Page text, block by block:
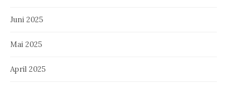
Juni 2025
Mai 2025
April 2025